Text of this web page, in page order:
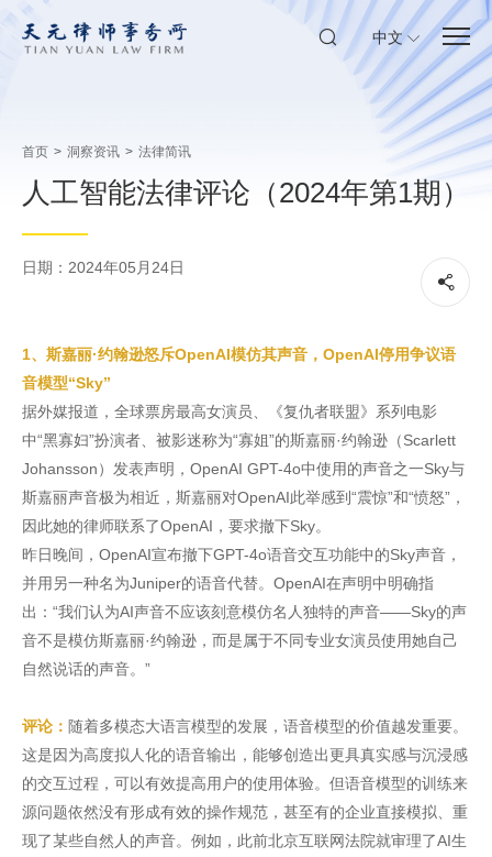
中文
首页 > 洞察资讯 > 法律简讯
人工智能法律评论（2024年第1期）
日期：2024年05月24日
1、斯嘉丽·约翰逊怒斥OpenAI模仿其声音，OpenAI停用争议语
音模型“Sky”
据外媒报道，全球票房最高女演员、《复仇者联盟》系列电影
中“黑寡妇”扮演者、被影迷称为“寡姐”的斯嘉丽·约翰逊（Scarlett
Johansson）发表声明，OpenAI GPT-4o中使用的声音之一Sky与
斯嘉丽声音极为相近，斯嘉丽对OpenAI此举感到“震惊”和“愤怒”，
因此她的律师联系了OpenAI，要求撤下Sky。
昨日晚间，OpenAI宣布撤下GPT-4o语音交互功能中的Sky声音，
并用另一种名为Juniper的语音代替。OpenAI在声明中明确指
出：“我们认为AI声音不应该刻意模仿名人独特的声音——Sky的声
音不是模仿斯嘉丽·约翰逊，而是属于不同专业女演员使用她自己
自然说话的声音。”
评论： 随着多模态大语言模型的发展，语音模型的价值越发重要。
这是因为高度拟人化的语音输出，能够创造出更具真实感与沉浸感
的交互过程，可以有效提高用户的使用体验。但语音模型的训练来
源问题依然没有形成有效的操作规范，甚至有的企业直接模拟、重
现了某些自然人的声音。例如，此前北京互联网法院就审理了AI生